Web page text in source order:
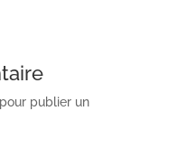
publier un